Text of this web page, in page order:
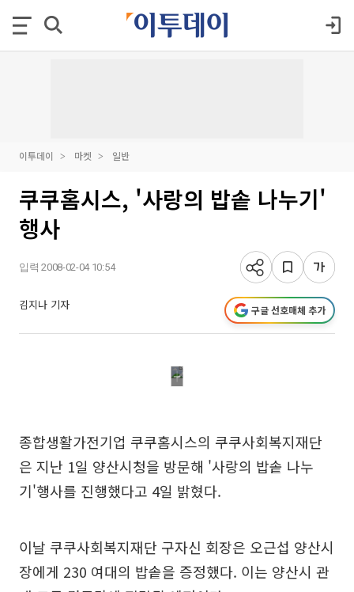
이투데이 마켓 일반
쿠쿠홈시스, '사랑의 밥솥 나누기'
행사
입력 2008-02-04 10:54
김지나 기자 구글 선호매체 추가
종합생활가전기업 쿠쿠홈시스의 쿠쿠사회복지재단
은 지난 1일 양산시청을 방문해 '사랑의 밥솥 나누
기'행사를 진행했다고 4일 밝혔다.
이날 쿠쿠사회복지재단 구자신 회장은 오근섭 양산시
장에게 230 여대의 밥솥을 증정했다. 이는 양산시 관